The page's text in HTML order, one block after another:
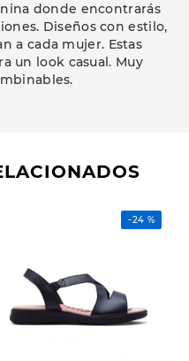
donde encontrarás
Diseños con estilo,
a cada mujer. Estas
un look casual. Muy
-24 %